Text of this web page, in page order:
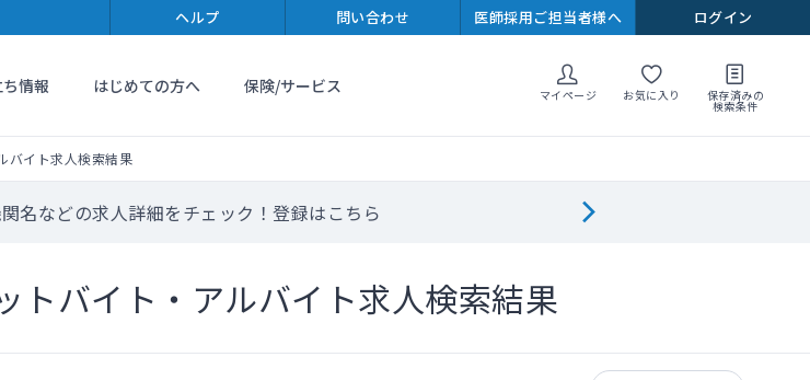
ヘルプ 問い合わせ 医師採用ご担当者様へ ログイン
情報 はじめての方へ 保険/サービス マイページ お気に入り 保存済みの
検索条件
バイト求人検索結果
名などの求人詳細をチェック！登録はこちら
トバイト・アルバイト求人検索結果